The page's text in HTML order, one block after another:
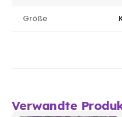
Größe
Verwandte